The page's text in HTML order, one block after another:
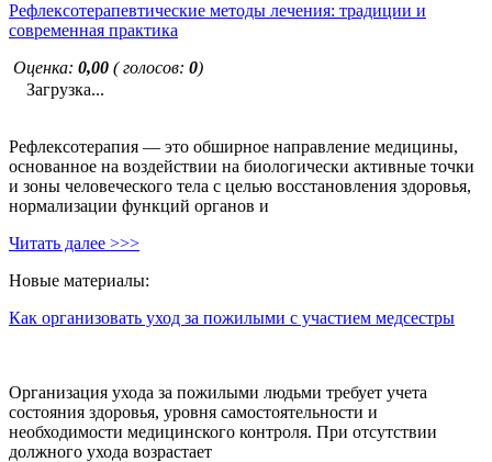
Рефлексотерапевтические методы лечения: традиции и
современная практика
Оценка: 0,00 ( голосов: 0)
Загрузка...
Рефлексотерапия — это обширное направление медицины,
основанное на воздействии на биологически активные точки
и зоны человеческого тела с целью восстановления здоровья,
нормализации функций органов и
Читать далее >>>
Новые материалы:
Как организовать уход за пожилыми с участием медсестры
Организация ухода за пожилыми людьми требует учета
состояния здоровья, уровня самостоятельности и
необходимости медицинского контроля. При отсутствии
должного ухода возрастает